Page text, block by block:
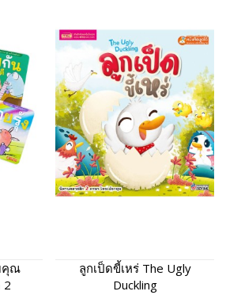
คุณ
2
ลูกเป็ดขี้เหร่ The Ugly
Duckling